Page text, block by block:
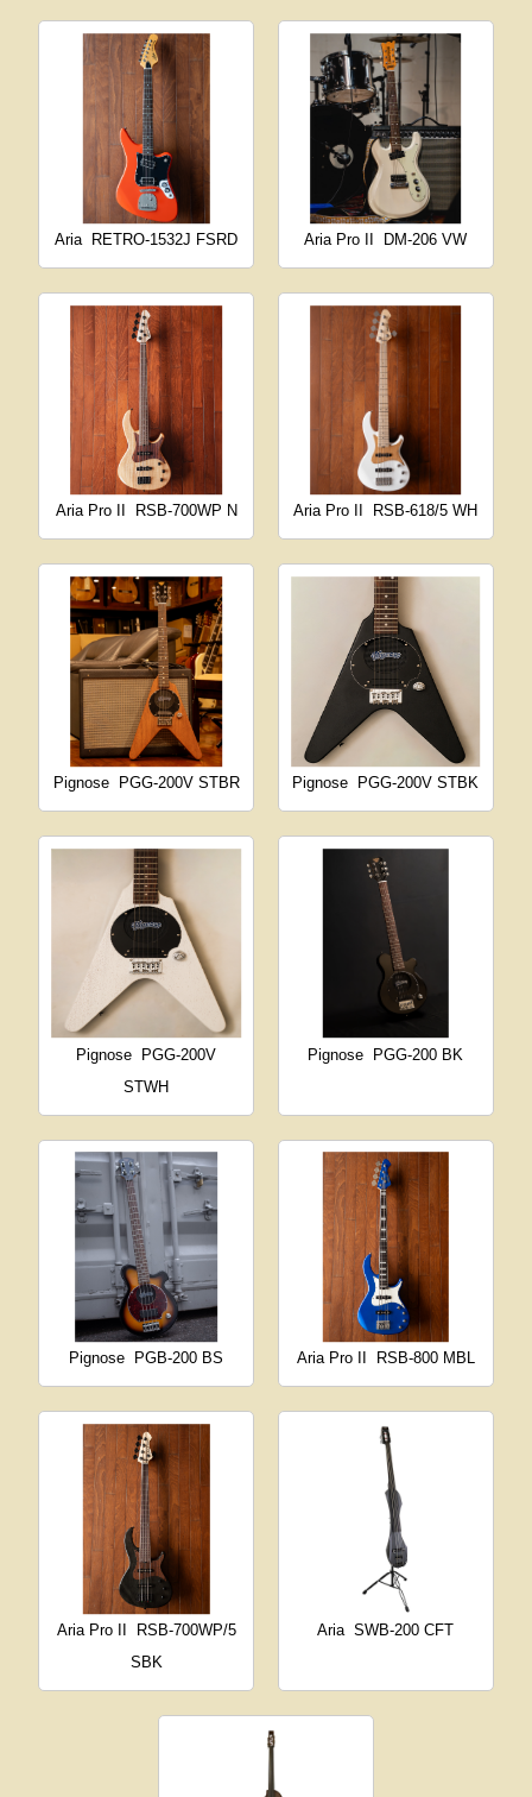
Aria RETRO-1532J FSRD Aria Pro II DM-206 VW
Aria Pro II RSB-700WP N Aria Pro II RSB-618/5 WH
Pignose PGG-200V STBR Pignose PGG-200V STBK
Pignose PGG-200V
STWH
Pignose PGG-200 BK
Pignose PGB-200 BS Aria Pro II RSB-800 MBL
Aria Pro II
RSB-700WP/5
SBK
Aria SWB-200 CFT